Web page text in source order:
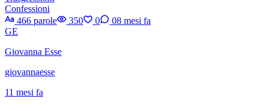
Confessioni
466 parole
350 0 08 mesi fa
GE
Giovanna Esse
giovannaesse
11 mesi fa